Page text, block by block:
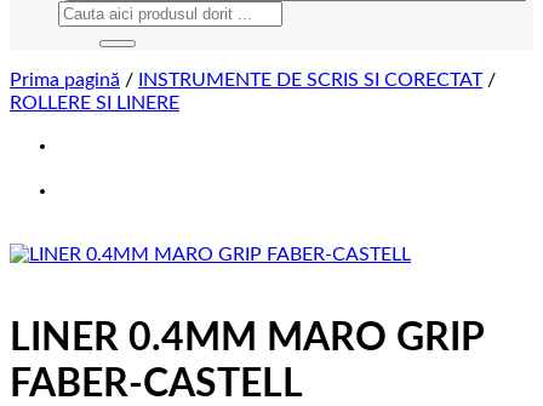
Caută
Prima pagină / INSTRUMENTE DE SCRIS SI CORECTAT /
ROLLERE SI LINERE
LINER 0.4MM MARO GRIP
FABER-CASTELL